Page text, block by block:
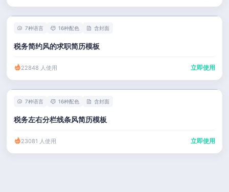
7种语言 16种配色 含封面
税务简约风的求职简历模板
22848 人使用 立即使用
7种语言 16种配色 含封面
税务左右分栏线条风简历模板
23081 人使用 立即使用